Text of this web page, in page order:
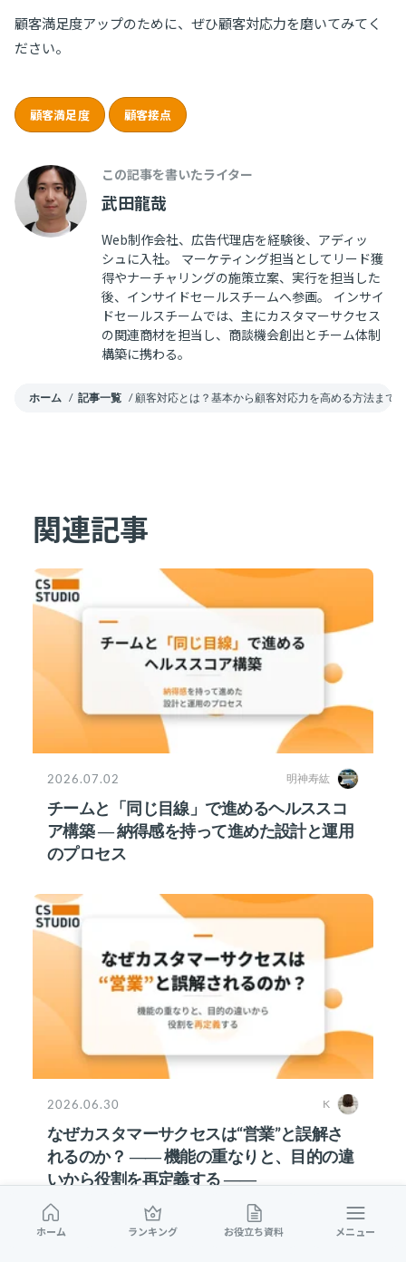
ホーム ランキング お役立ち資料 メニュー
顧客満足度アップのために、ぜひ顧客対応力を磨いてみてく
ださい。
顧客満足度 顧客接点
この記事を書いたライター
武田龍哉
Web制作会社、広告代理店を経験後、アディッ
シュに入社。 マーケティング担当としてリード獲
得やナーチャリングの施策立案、実行を担当した
後、インサイドセールスチームへ参画。 インサイ
ドセールスチームでは、主にカスタマーサクセス
の関連商材を担当し、商談機会創出とチーム体制
構築に携わる。
ホーム / 記事一覧 /顧客対応とは？基本から顧客対応力を高める方法まで
関連記事
2026.07.02 明神寿紘
チームと「同じ目線」で進めるヘルススコ
ア構築 ― 納得感を持って進めた設計と運用
のプロセス
2026.06.30 K
なぜカスタマーサクセスは“営業”と誤解さ
れるのか？ ―― 機能の重なりと、目的の違
いから役割を再定義する ――